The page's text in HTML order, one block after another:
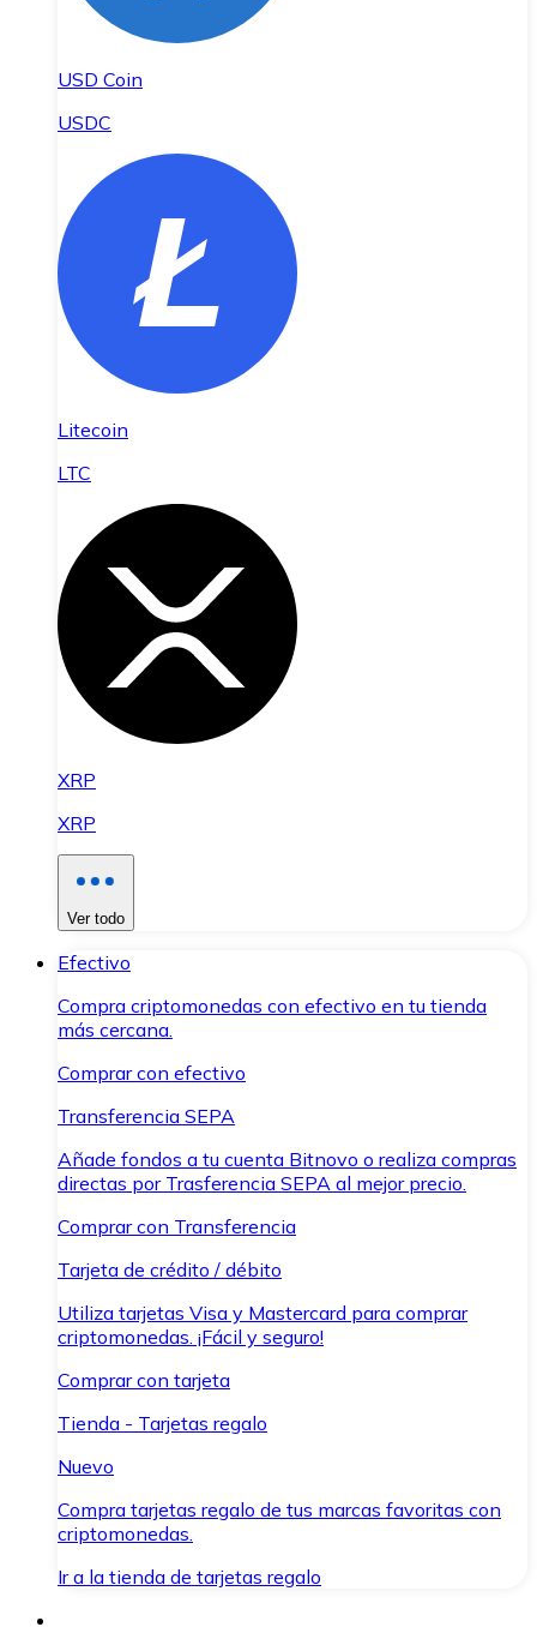
USD Coin
USDC
Litecoin
LTC
XRP
XRP
Ver todo
Efectivo
Compra criptomonedas con efectivo en tu tienda
más cercana.
Comprar con efectivo
Transferencia SEPA
Añade fondos a tu cuenta Bitnovo o realiza compras
directas por Trasferencia SEPA al mejor precio.
Comprar con Transferencia
Tarjeta de crédito / débito
Utiliza tarjetas Visa y Mastercard para comprar
criptomonedas. ¡Fácil y seguro!
Comprar con tarjeta
Tienda - Tarjetas regalo
Nuevo
Compra tarjetas regalo de tus marcas favoritas con
criptomonedas.
Ir a la tienda de tarjetas regalo